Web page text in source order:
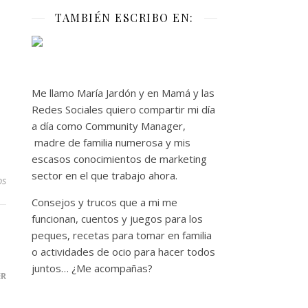
TAMBIÉN ESCRIBO EN:
Me llamo María Jardón y en Mamá y las
Redes Sociales quiero compartir mi día
a día como Community Manager,
madre de familia numerosa y mis
escasos conocimientos de marketing
sector en el que trabajo ahora.
Consejos y trucos que a mi me
funcionan, cuentos y juegos para los
peques, recetas para tomar en familia
o actividades de ocio para hacer todos
juntos… ¿Me acompañas?